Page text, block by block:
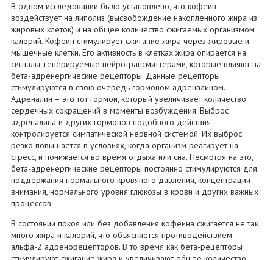
В одном исследовании было установлено, что кофеин
воздействует на липолиз (высвобождение накопленного жира из
жировых клеток) и на общее количество сжигаемых организмом
калорий. Кофеин стимулирует сжигание жира через жировые и
мышечные клетки. Его активность в клетках жира опирается на
сигналы, генерируемые нейротрансмиттерами, которые влияют на
бета-адренергические рецепторы. Данные рецепторы
стимулируются в свою очередь гормоном адреналином.
Адреналин – это тот гормон, который увеличивает количество
сердечных сокращений в моменты возбуждения. Выброс
адреналина и других гормонов подобного действия
контролируется симпатической нервной системой. Их выброс
резко повышается в условиях, когда организм реагирует на
стресс, и понижается во время отдыха или сна. Несмотря на это,
бета-адренергические рецепторы постоянно стимулируются для
поддержания нормального кровяного давления, концентрации
внимания, нормального уровня глюкозы в крови и других важных
процессов.
В состоянии покоя или без добавления кофеина сжигается не так
много жира и калорий, что объясняется противодействием
альфа-2 адренорецепторов. В то время как бета-рецепторы